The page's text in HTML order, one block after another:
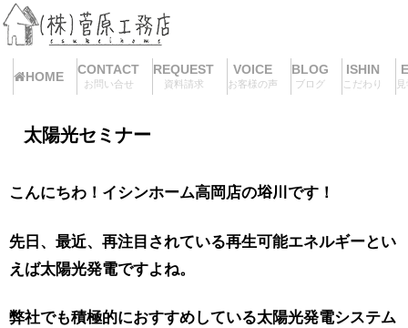
HOME CONTACT
お問い合せ
REQUEST
資料請求
VOICE
お客様の声
BLOG
ブログ
ISHIN
こだわり
太陽光セミナー
こんにちわ！イシンホーム高岡店の﨏川です！
先日、最近、再注目されている再生可能エネルギーとい
えば太陽光発電ですよね。
弊社でも積極的におすすめしている太陽光発電システム